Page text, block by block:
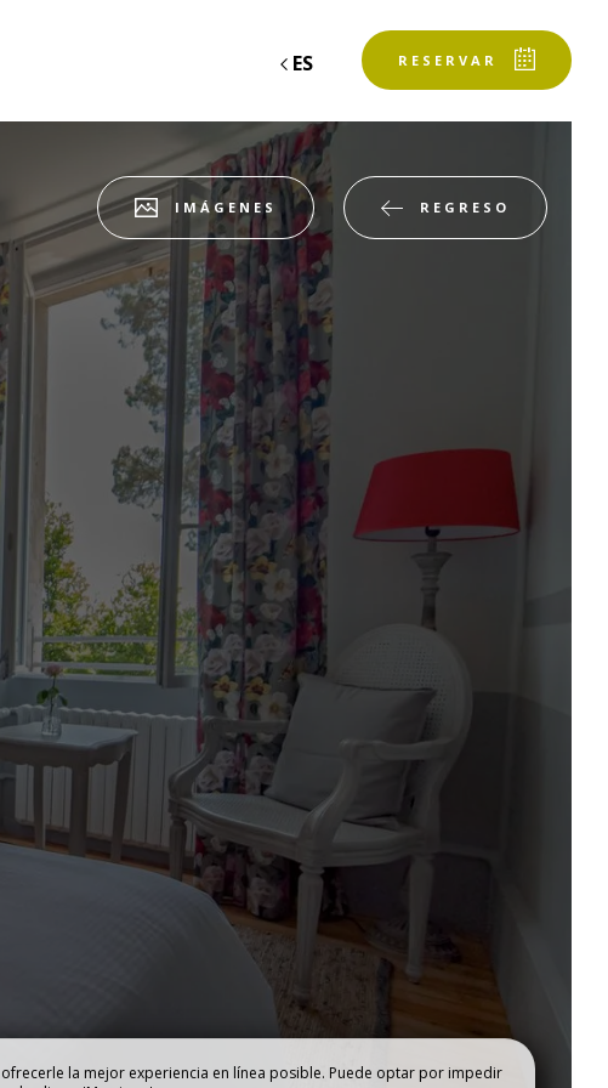
RESERVAR
ES
EDIFICIO LAS HABITACIONES
Salida
Salida
IMÁGENES REGRESO
la mejor experiencia en línea posible. Puede optar por impedir